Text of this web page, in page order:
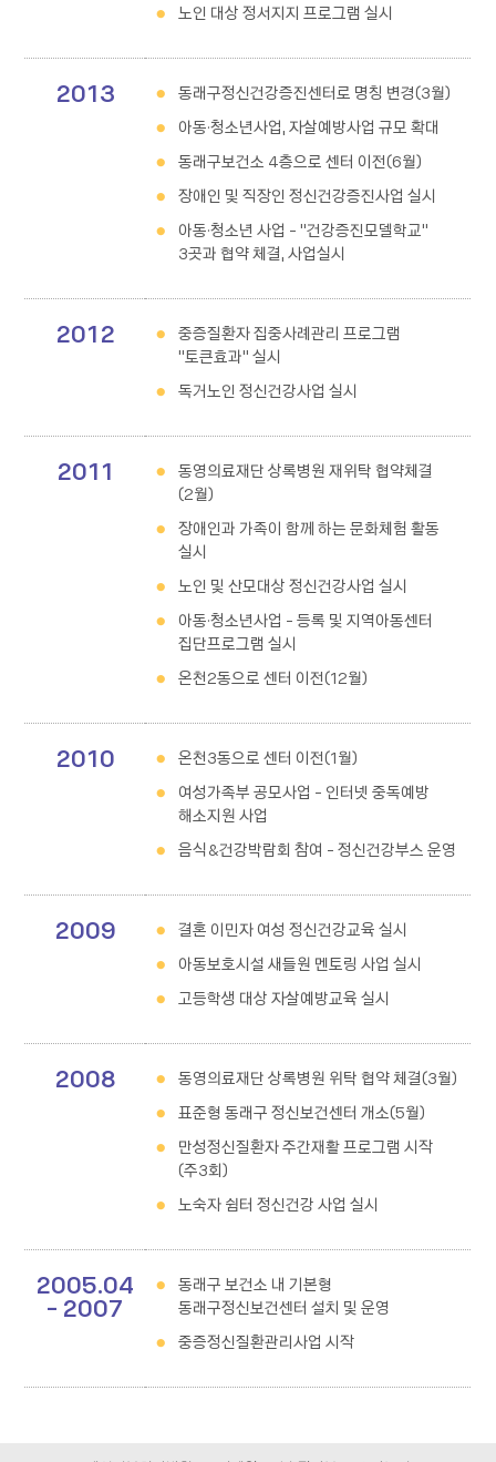
노인 대상 정서지지 프로그램 실시
2013
동래구정신건강증진센터로 명칭 변경(3월)
아동·청소년사업, 자살예방사업 규모 확대
동래구보건소 4층으로 센터 이전(6월)
장애인 및 직장인 정신건강증진사업 실시
아동·청소년 사업 - “건강증진모델학교”
3곳과 협약 체결, 사업실시
2012
중증질환자 집중사례관리 프로그램
“토큰효과” 실시
독거노인 정신건강사업 실시
2011
동영의료재단 상록병원 재위탁 협약체결
(2월)
장애인과 가족이 함께 하는 문화체험 활동
실시
노인 및 산모대상 정신건강사업 실시
아동·청소년사업 - 등록 및 지역아동센터
집단프로그램 실시
온천2동으로 센터 이전(12월)
2010
온천3동으로 센터 이전(1월)
여성가족부 공모사업 - 인터넷 중독예방
해소지원 사업
음식&건강박람회 참여 - 정신건강부스 운영
2009
결혼 이민자 여성 정신건강교육 실시
아동보호시설 새들원 멘토링 사업 실시
고등학생 대상 자살예방교육 실시
2008
동영의료재단 상록병원 위탁 협약 체결(3월)
표준형 동래구 정신보건센터 개소(5월)
만성정신질환자 주간재활 프로그램 시작
(주3회)
노숙자 쉼터 정신건강 사업 실시
2005.04
- 2007
동래구 보건소 내 기본형
동래구정신보건센터 설치 및 운영
중증정신질환관리사업 시작